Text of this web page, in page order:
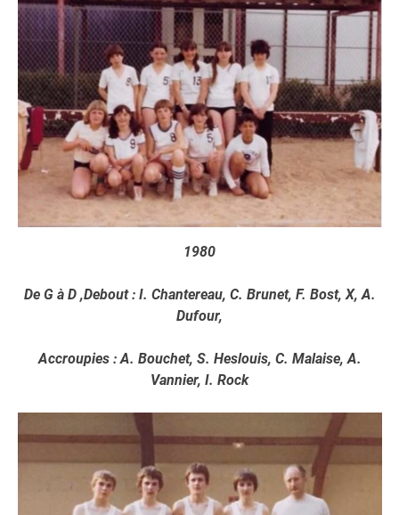
1980
De G à D ,Debout : I. Chantereau, C. Brunet, F. Bost, X, A.
Dufour,
Accroupies : A. Bouchet, S. Heslouis, C. Malaise, A.
Vannier, I. Rock